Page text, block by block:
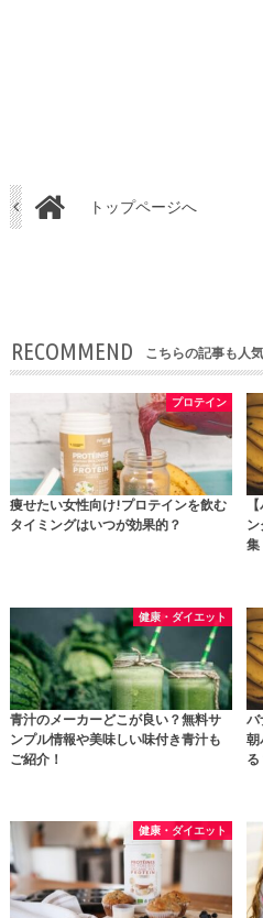
トップページへ
RECOMMEND こちらの記事も人気
プロテイン
痩せたい女性向け!プロテインを飲む
タイミングはいつが効果的？
集
健康・ダイエット
青汁のメーカーどこが良い？無料サ
ンプル情報や美味しい味付き青汁も
ご紹介！
バ
朝
る
健康・ダイエット